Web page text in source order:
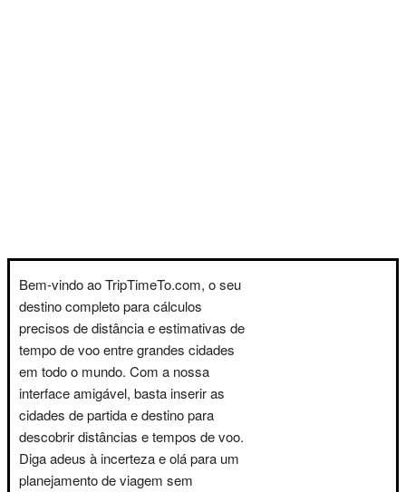
Bem-vindo ao TripTimeTo.com, o seu
destino completo para cálculos
precisos de distância e estimativas de
tempo de voo entre grandes cidades
em todo o mundo. Com a nossa
interface amigável, basta inserir as
cidades de partida e destino para
descobrir distâncias e tempos de voo.
Diga adeus à incerteza e olá para um
planejamento de viagem sem